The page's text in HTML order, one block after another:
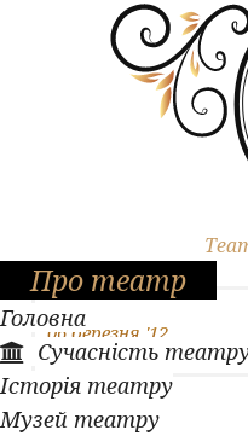
Про театр
Головна
Сучасність
Історія театру
Музей театру
ЗМІ про
06 березня '12